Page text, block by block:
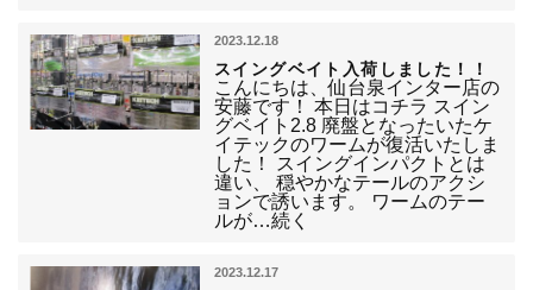
2023.12.18
スイングベイト入荷しました！！
こんにちは、仙台泉インター店の
安藤です！ 本日はコチラ スイン
グベイト2.8 廃盤となったいたケ
イテックのワームが復活いたしま
した！ スイングインパクトとは
違い、 穏やかなテールのアクシ
ョンで誘います。 ワームのテー
ルが…続く
2023.12.17